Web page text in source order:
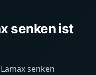
senken ist
senken